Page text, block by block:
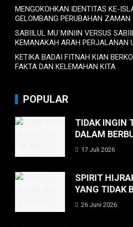
MENGOKOHKAN IDENTITAS KE-
GELOMBANG PERUBAHAN ZAMAN
SABIILUL MU`MINIIN VERSUS
KEMANAKAH ARAH PERJALANAN
KETIKA BADAI FITNAH KIAN
FAKTA DAN KELEMAHAN KITA
POPULAR
TIDAK INGIN
DALAM
17 Juli 2026
SPIRIT
YANG TIDAK
26 Juni 2026